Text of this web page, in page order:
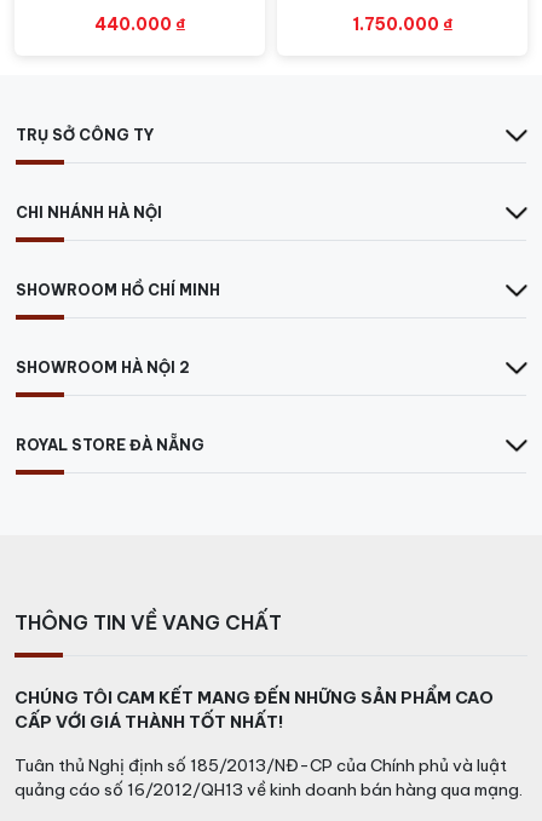
Màu sắc:
Muelle Tortel Cabernet Sauvignon có màu
đỏ ruby, đẹp mắt.
Hương thơm của rượu mạnh mẽ với mùi
hương quả đen như quả mận đen, sim đen và anh đào
cấu trúc trung bình. Hậu vị đậm đà, cay nồng ở cổ
họng, kéo dài với vị chát nhẹ nhàng.
440.000 ₫ 1.750.000 ₫
TRỤ SỞ CÔNG TY
CHI NHÁNH HÀ NỘI
SHOWROOM HỒ CHÍ MINH
SHOWROOM HÀ NỘI 2
ROYAL STORE ĐÀ NẴNG
THÔNG TIN VỀ VANG CHẤT
CHÚNG TÔI CAM KẾT MANG ĐẾN NHỮNG SẢN PHẨM CAO
CẤP VỚI GIÁ THÀNH TỐT NHẤT!
Tuân thủ Nghị định số 185/2013/NĐ-CP của Chính phủ và luật
quảng cáo số 16/2012/QH13 về kinh doanh bán hàng qua mạng.